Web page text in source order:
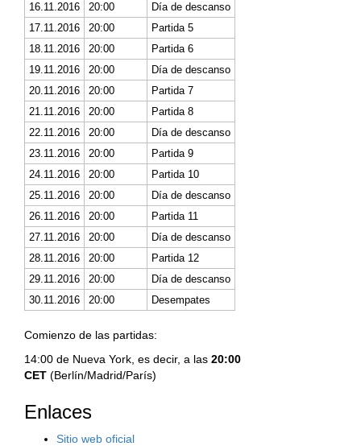
16.11.2016
20:00
Día de descanso
17.11.2016
20:00
Partida 5
18.11.2016
20:00
Partida 6
19.11.2016
20:00
Día de descanso
20.11.2016
20:00
Partida 7
21.11.2016
20:00
Partida 8
22.11.2016
20:00
Día de descanso
23.11.2016
20:00
Partida 9
24.11.2016
20:00
Partida 10
25.11.2016
20:00
Día de descanso
26.11.2016
20:00
Partida 11
27.11.2016
20:00
Día de descanso
28.11.2016
20:00
Partida 12
29.11.2016
20:00
Día de descanso
30.11.2016
20:00 Desempates
Comienzo de las partidas:
14:00 de Nueva York, es decir, a las 20:00
CET (Berlín/Madrid/París)
Enlaces
Sitio web oficial